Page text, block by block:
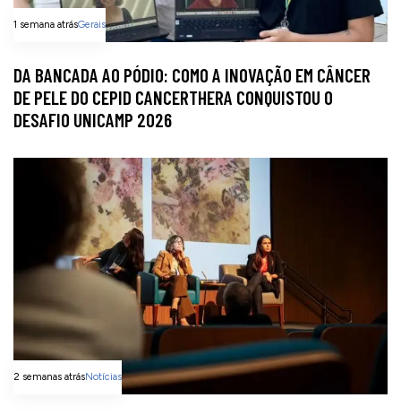
1 semana atrásGerais
DA BANCADA AO PÓDIO: COMO A INOVAÇÃO EM CÂNCER
DE PELE DO CEPID CANCERTHERA CONQUISTOU O
DESAFIO UNICAMP 2026
2 semanas atrásNotícias